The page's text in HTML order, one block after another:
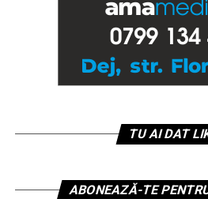
TU AI DAT
ABONEAZĂ-TE